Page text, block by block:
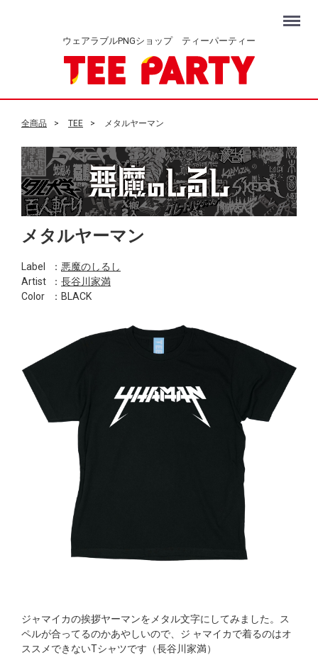
ウェアラブルPNGショップ ティーパーティー
Menu
全商品 TEE メタルヤーマン
メタルヤーマン
Label ： 悪魔のしるし
Artist
： 長谷川家満
Color
：BLACK
ジャマイカの挨拶ヤーマンをメタル文字にしてみました。ス
ペルが合ってるのかあやしいので、ジ ャマイカで着るのはオ
ススメできないTシャツです（長谷川家満）